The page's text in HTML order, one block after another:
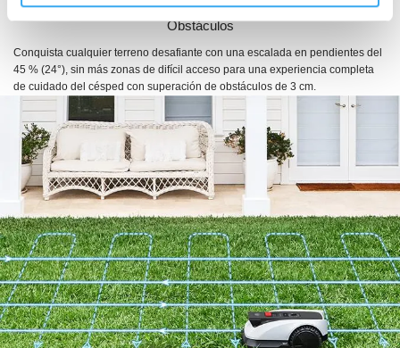
Excelente Escalada en Pendientes con Superación de
Obstáculos
Conquista cualquier terreno desafiante con una escalada en pendientes del
45 % (24°), sin más zonas de difícil acceso para una experiencia completa
de cuidado del césped con superación de obstáculos de 3 cm.